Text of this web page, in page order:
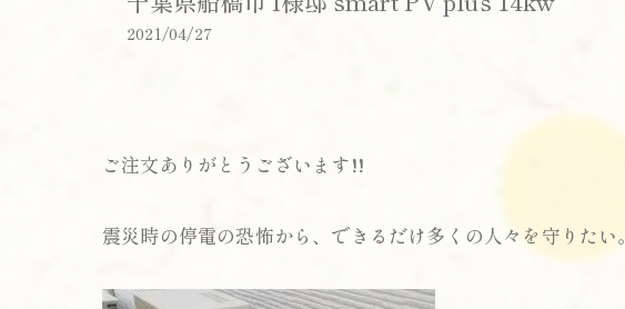
2021/04/27
ご注文ありがとうございます!!
震災時の停電の恐怖から、できるだけ多くの人々を守りたい。